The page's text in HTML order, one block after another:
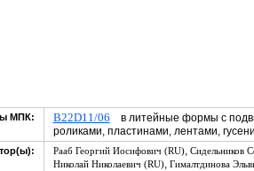
МПК: B22D11/06 в литейные формы с
роликами, пластинами, лентами,
Рааб Георгий Иосифович (RU), Сидельников
Николай Николаевич (RU), Гималтдинова